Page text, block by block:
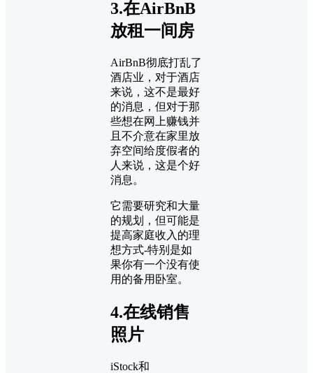
3.在AirBnB
放租一间房
AirBnB彻底打乱了
酒店业，对于酒店
来说，这不是最好
的消息，但对于那
些想在网上赚钱并
且不介意在家里放
弃空间给度假者的
人来说，这是个好
消息。
它需要研究和大量
的规划，但可能是
提高家庭收入的理
想方式-特别是如
果你有一个没有使
用的备用卧室。
4.在线销售
照片
iStock和